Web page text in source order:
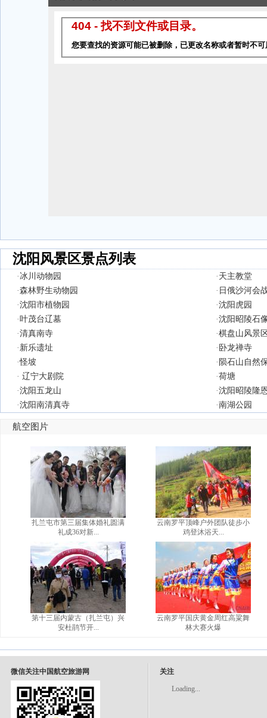
沈阳风景区景点列表
·冰川动物园 · 天主教堂
·森林野生动物园 · 日俄沙河会
·沈阳市植物园 ·沈阳虎园
·叶茂台辽墓 ·沈阳昭陵石
·清真南寺 ·棋盘山风景
· 新乐遗址 · 卧龙禅寺
·怪坡 · 陨石山自然
· 辽宁大剧院 ·荷塘
·沈阳五龙山 ·沈阳昭陵隆
·沈阳南清真寺 ·南湖公园
航空图片
扎兰屯市第三届集体婚礼圆满
礼成36对新...
第十三届内蒙古（扎兰屯）兴
安杜鹃节开...
云南罗平顶峰户外团队徒步小
鸡登沐浴天...
云南罗平国庆黄金周红高粱舞
林大赛火爆
微信关注中国航空旅游网 关注
Loading...